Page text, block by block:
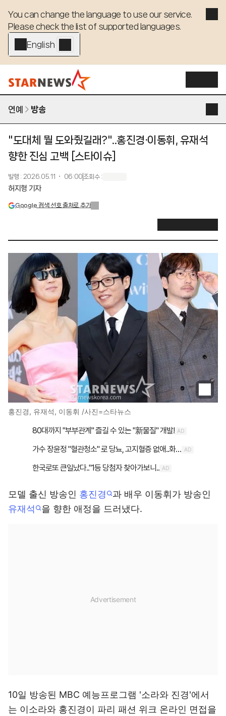
You can change the language to use our service.
Please check the list of supported languages.
English - EN
연예 방송
"도대체 뭘 도와줬길래?"..홍진경·이동휘, 유재석
향한 진심 고백 [스타이슈]
발행 : 2026.05.11 ・ 06:00 조회수:
허지형 기자
Google 검색 선호 출처로 추가
홍진경, 유재석, 이동휘 /사진=스타뉴스
모델 출신 방송인 홍진경
과 배우 이동휘가 방송인
유재석
을 향한 애정을 드러냈다.
10일 방송된 MBC 예능프로그램 '소라와 진경'에서
는 이소라와 홍진경이 파리 패션 위크 온라인 면접을